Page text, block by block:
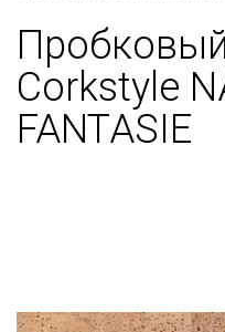
Corkstyle
FANTASIE